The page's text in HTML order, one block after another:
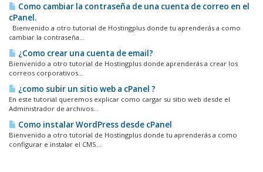
Como cambiar la contraseña de una cuenta de correo en el
cPanel.
Bienvenido a otro tutorial de Hostingplus donde tu aprenderás a como
cambiar la contraseña...
¿Como crear una cuenta de email?
Bienvenido a otro tutorial de Hostingplus donde aprenderás a crear los
correos corporativos...
¿como subir un sitio web a cPanel ?
En este tutorial queremos explicar como cargar su sitio web desde el
Administrador de archivos...
Como instalar WordPress desde cPanel
Bienvenido a otro tutorial de Hostingplus donde tu aprenderás a como
configurar e instalar el CMS...